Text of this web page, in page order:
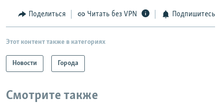
Поделиться Читать без VPN Подпишитесь
Этот контент также в категориях
Новости Города
Смотрите также